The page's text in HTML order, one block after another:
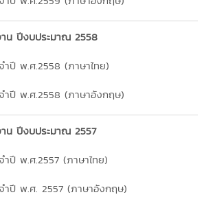
น ปีงบประมาณ 2558
ำปี พ.ศ.2558 (ภาษาไทย)
ำปี พ.ศ.2558 (ภาษาอังกฤษ)
น ปีงบประมาณ 2557
ำปี พ.ศ.2557 (ภาษาไทย)
ำปี พ.ศ. 2557 (ภาษาอังกฤษ)